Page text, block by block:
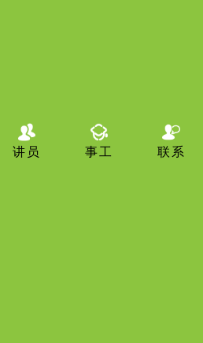
讲员 事工 联系